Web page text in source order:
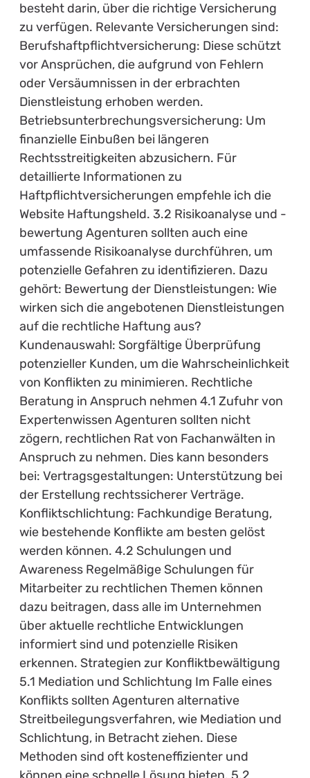
besteht darin, über die richtige Versicherung
zu verfügen. Relevante Versicherungen sind:
Berufshaftpflichtversicherung: Diese schützt
vor Ansprüchen, die aufgrund von Fehlern
oder Versäumnissen in der erbrachten
Dienstleistung erhoben werden.
Betriebsunterbrechungsversicherung: Um
finanzielle Einbußen bei längeren
Rechtsstreitigkeiten abzusichern. Für
detaillierte Informationen zu
Haftpflichtversicherungen empfehle ich die
Website Haftungsheld. 3.2 Risikoanalyse und -
bewertung Agenturen sollten auch eine
umfassende Risikoanalyse durchführen, um
potenzielle Gefahren zu identifizieren. Dazu
gehört: Bewertung der Dienstleistungen: Wie
wirken sich die angebotenen Dienstleistungen
auf die rechtliche Haftung aus?
Kundenauswahl: Sorgfältige Überprüfung
potenzieller Kunden, um die Wahrscheinlichkeit
von Konflikten zu minimieren. Rechtliche
Beratung in Anspruch nehmen 4.1 Zufuhr von
Expertenwissen Agenturen sollten nicht
zögern, rechtlichen Rat von Fachanwälten in
Anspruch zu nehmen. Dies kann besonders
bei: Vertragsgestaltungen: Unterstützung bei
der Erstellung rechtssicherer Verträge.
Konfliktschlichtung: Fachkundige Beratung,
wie bestehende Konflikte am besten gelöst
werden können. 4.2 Schulungen und
Awareness Regelmäßige Schulungen für
Mitarbeiter zu rechtlichen Themen können
dazu beitragen, dass alle im Unternehmen
über aktuelle rechtliche Entwicklungen
informiert sind und potenzielle Risiken
erkennen. Strategien zur Konfliktbewältigung
5.1 Mediation und Schlichtung Im Falle eines
Konflikts sollten Agenturen alternative
Streitbeilegungsverfahren, wie Mediation und
Schlichtung, in Betracht ziehen. Diese
Methoden sind oft kosteneffizienter und